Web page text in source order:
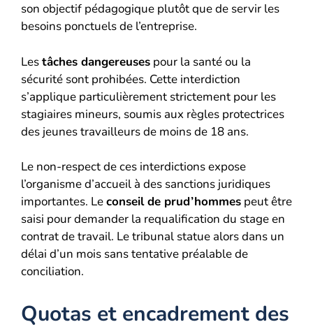
son objectif pédagogique plutôt que de servir les
besoins ponctuels de l’entreprise.
Lestâches dangereuses pour la santé ou la
sécurité sont prohibées. Cette interdiction
s’applique particulièrement strictement pour les
stagiaires mineurs, soumis aux règles protectrices
des jeunes travailleurs de moins de 18 ans.
Le non-respect de ces interdictions expose
l’organisme d’accueil à des sanctions juridiques
importantes. Leconseil de prud’hommes peut être
saisi pour demander la requalification du stage en
contrat de travail. Le tribunal statue alors dans un
délai d’un mois sans tentative préalable de
conciliation.
Quotas et encadrement des